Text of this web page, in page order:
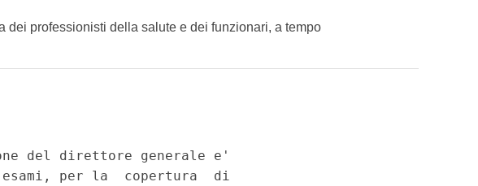
professionisti della salute e dei funzionari, a tempo